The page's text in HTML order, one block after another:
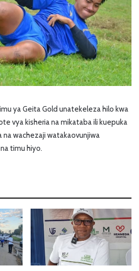
ya Geita Gold unatekeleza hilo kwa
vya kisheria na mikataba ili kuepuka
na wachezaji watakaovunjiwa
timu hiyo.